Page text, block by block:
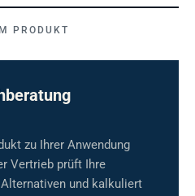
PRODUKT
zu Ihrer Anwendung
Vertrieb prüft Ihre
und kalkuliert